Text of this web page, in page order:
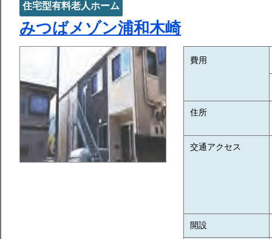
住宅型有料老人ホーム
みつばメゾン浦和木崎
費用
住所
交通アクセス
開設